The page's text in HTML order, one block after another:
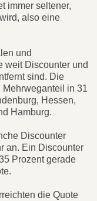
immer seltener,
also eine
und
weit Discounter und
sind. Die
in 31
Hessen,
Hamburg.
Discounter
an. Ein Discounter
Prozent gerade
die Quote